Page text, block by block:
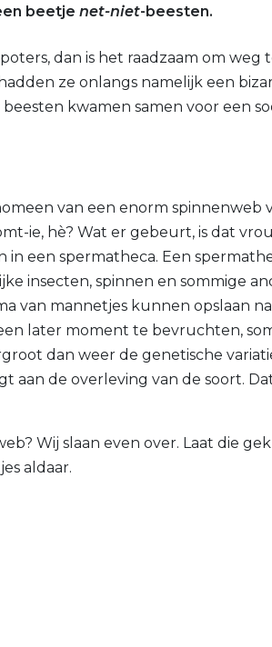
beetje net-niet-beesten.
dan is het raadzaam om weg
ze onlangs namelijk een
kwamen samen voor een
van een enorm spinnenweb
ie, hè? Wat er gebeurt, is dat
een spermatheca. Een
insecten, spinnen en sommige
van mannetjes kunnen opslaan
later moment te bevruchten,
dan weer de genetische
aan de overleving van de soort.
Wij slaan even over. Laat die
aldaar.